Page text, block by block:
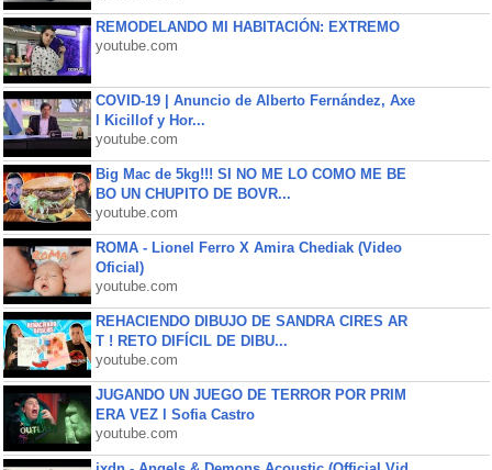
REMODELANDO MI HABITACIÓN: EXTREMO
youtube.com
COVID-19 | Anuncio de Alberto Fernández, Axe
l Kicillof y Hor...
youtube.com
Big Mac de 5kg!!! SI NO ME LO COMO ME BE
BO UN CHUPITO DE BOVR...
youtube.com
ROMA - Lionel Ferro X Amira Chediak (Video
Oficial)
youtube.com
REHACIENDO DIBUJO DE SANDRA CIRES AR
T ! RETO DIFÍCIL DE DIBU...
youtube.com
JUGANDO UN JUEGO DE TERROR POR PRIM
ERA VEZ l Sofia Castro
youtube.com